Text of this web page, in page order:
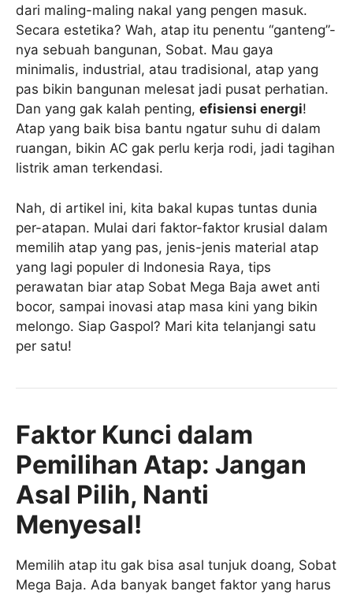
dari maling-maling nakal yang pengen masuk.
Secara estetika? Wah, atap itu penentu “ganteng”-
nya sebuah bangunan, Sobat. Mau gaya
minimalis, industrial, atau tradisional, atap yang
pas bikin bangunan melesat jadi pusat perhatian.
Dan yang gak kalah penting, efisiensi energi!
Atap yang baik bisa bantu ngatur suhu di dalam
ruangan, bikin AC gak perlu kerja rodi, jadi tagihan
listrik aman terkendasi.
Nah, di artikel ini, kita bakal kupas tuntas dunia
per-atapan. Mulai dari faktor-faktor krusial dalam
memilih atap yang pas, jenis-jenis material atap
yang lagi populer di Indonesia Raya, tips
perawatan biar atap Sobat Mega Baja awet anti
bocor, sampai inovasi atap masa kini yang bikin
melongo. Siap Gaspol? Mari kita telanjangi satu
per satu!
Faktor Kunci dalam
Pemilihan Atap: Jangan
Asal Pilih, Nanti
Menyesal!
Memilih atap itu gak bisa asal tunjuk doang, Sobat
Mega Baja. Ada banyak banget faktor yang harus